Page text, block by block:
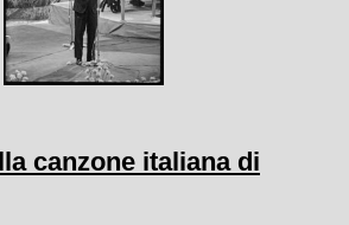
canzone italiana di